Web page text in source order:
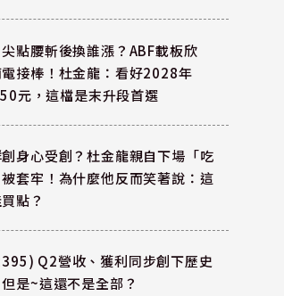
點腰斬後換誰漲？ABF載板欣
接棒！杜金龍：看好2028年
元，這檔是末升段首選
身心受創？杜金龍親自下場「吃
套牢！為什麼他反而笑著說：這
點？
Q2營收、獲利同步創下歷史
是~這還不是全部？